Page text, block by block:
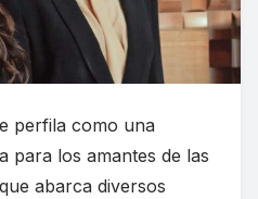
perfila como una
para los amantes de las
abarca diversos